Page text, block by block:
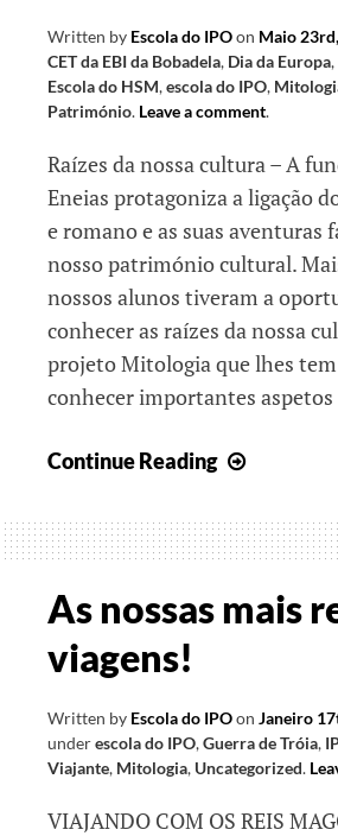
Written by Escola do IPOon Maio
CET da EBI da Bobadela, Dia da Europa,
Escola do HSM,escola do IPO,
Património. Leave a comment.
Raízes da nossa cultura – A
Eneias protagoniza a ligação
e romano e as suas aventuras
nosso património cultural.
nossos alunos tiveram a
conhecer as raízes da nossa
projeto Mitologia que lhes
conhecer importantes
Continue Reading
do
As nossas mais
viagens!
Written by Escola do IPOon Janeiro
underescola do IPO,Guerra de Tróia,
Viajante, Mitologia, Uncategorized.
VIAJANDO COM OS REIS